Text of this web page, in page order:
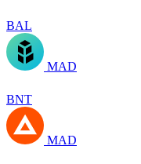
BAL
MAD
BNT
MAD